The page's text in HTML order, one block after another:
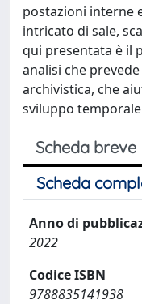
postazioni interne
intricato di sale,
qui presentata è il
analisi che
archivistica, che
sviluppo
Scheda breve
Scheda
Anno di
2022
Codice ISBN
9788835141938